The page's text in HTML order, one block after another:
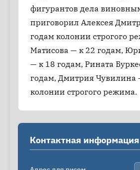
фигурантов дела
приговорил Алексея
годам колонии строгого
Матисова — к 22 годам,
— к 18 годам, Рината
годам, Дмитрия Чувилина
колонии строгого режима.
Контактная информация